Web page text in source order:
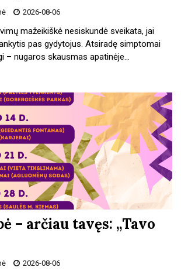
2026-08-06
mažeikiškė nesiskundė sveikata, jai
pas gydytojus. Atsiradę simptomai
– nugaros skausmas apatinėje…
– arčiau tavęs: „Tavo
2026-08-06